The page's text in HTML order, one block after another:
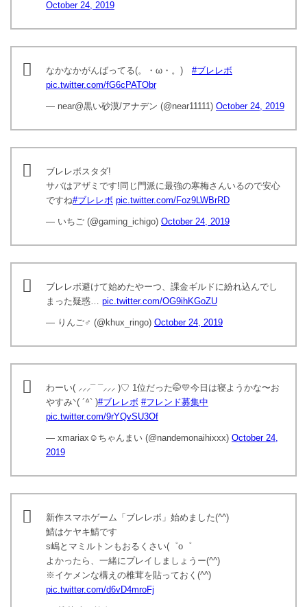
October 24, 2019
なかなかがんばってる(。・ω・。)ゞ #ブレレボ
pic.twitter.com/fG6cPATObr
— near@黒い砂漠/アナデン (@near11111) October 24, 2019
ブレレボスタダ!
サバはアザミです!同じ門派に最強の寒梅さんいるので安心
ですね#ブレレボ pic.twitter.com/Foz9LWBrRD
— いちご (@gaming_ichigo) October 24, 2019
ブレレボ避けて始めたやーつ、課金ギルドに紛れ込んでし
まった疑惑… pic.twitter.com/OG9ihKGoZU
— りんご♂ (@khux_ringo) October 24, 2019
わーい( ⸝⸝⸝¯ ¯⸝⸝⸝ )♡ 1位だった🤭💛今日は寝ようかな〜お
やすみᐠ( ´ᐞ` )#ブレレボ #フレンド募集中
pic.twitter.com/9rYQvSU3Of
— xmariax︎︎︎︎︎☺︎ちゃんまい (@nandemonaihixxx) October 24,
2019
新作スマホゲーム「ブレレボ」始めました(^^)
鯖はケヤキ鯖です
s嶋とマミルトンもおるくさい(゜o゜
よかったら、一緒にプレイしましょうー(^^)
※イケメンな構えの椎茸を貼っておく(^^)
pic.twitter.com/d6vD4mroFj